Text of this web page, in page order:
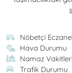
Nöbetçi
Hava Durumu
Namaz
Trafik Durumu